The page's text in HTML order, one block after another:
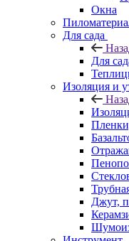
Окна
Для сада
Для
Изоляция и
Джут,